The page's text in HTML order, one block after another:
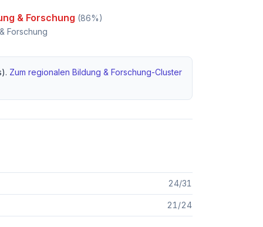
& Forschung (86%)
Forschung
Zum regionalen Bildung & Forschung-Cluster
24/31
21 /24